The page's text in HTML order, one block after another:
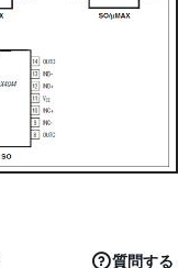
質問する